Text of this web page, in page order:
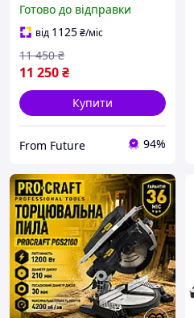
Готово до відправки
від 1125₴/міс
11 250₴
11 450 ₴
Купити
From Future 94%